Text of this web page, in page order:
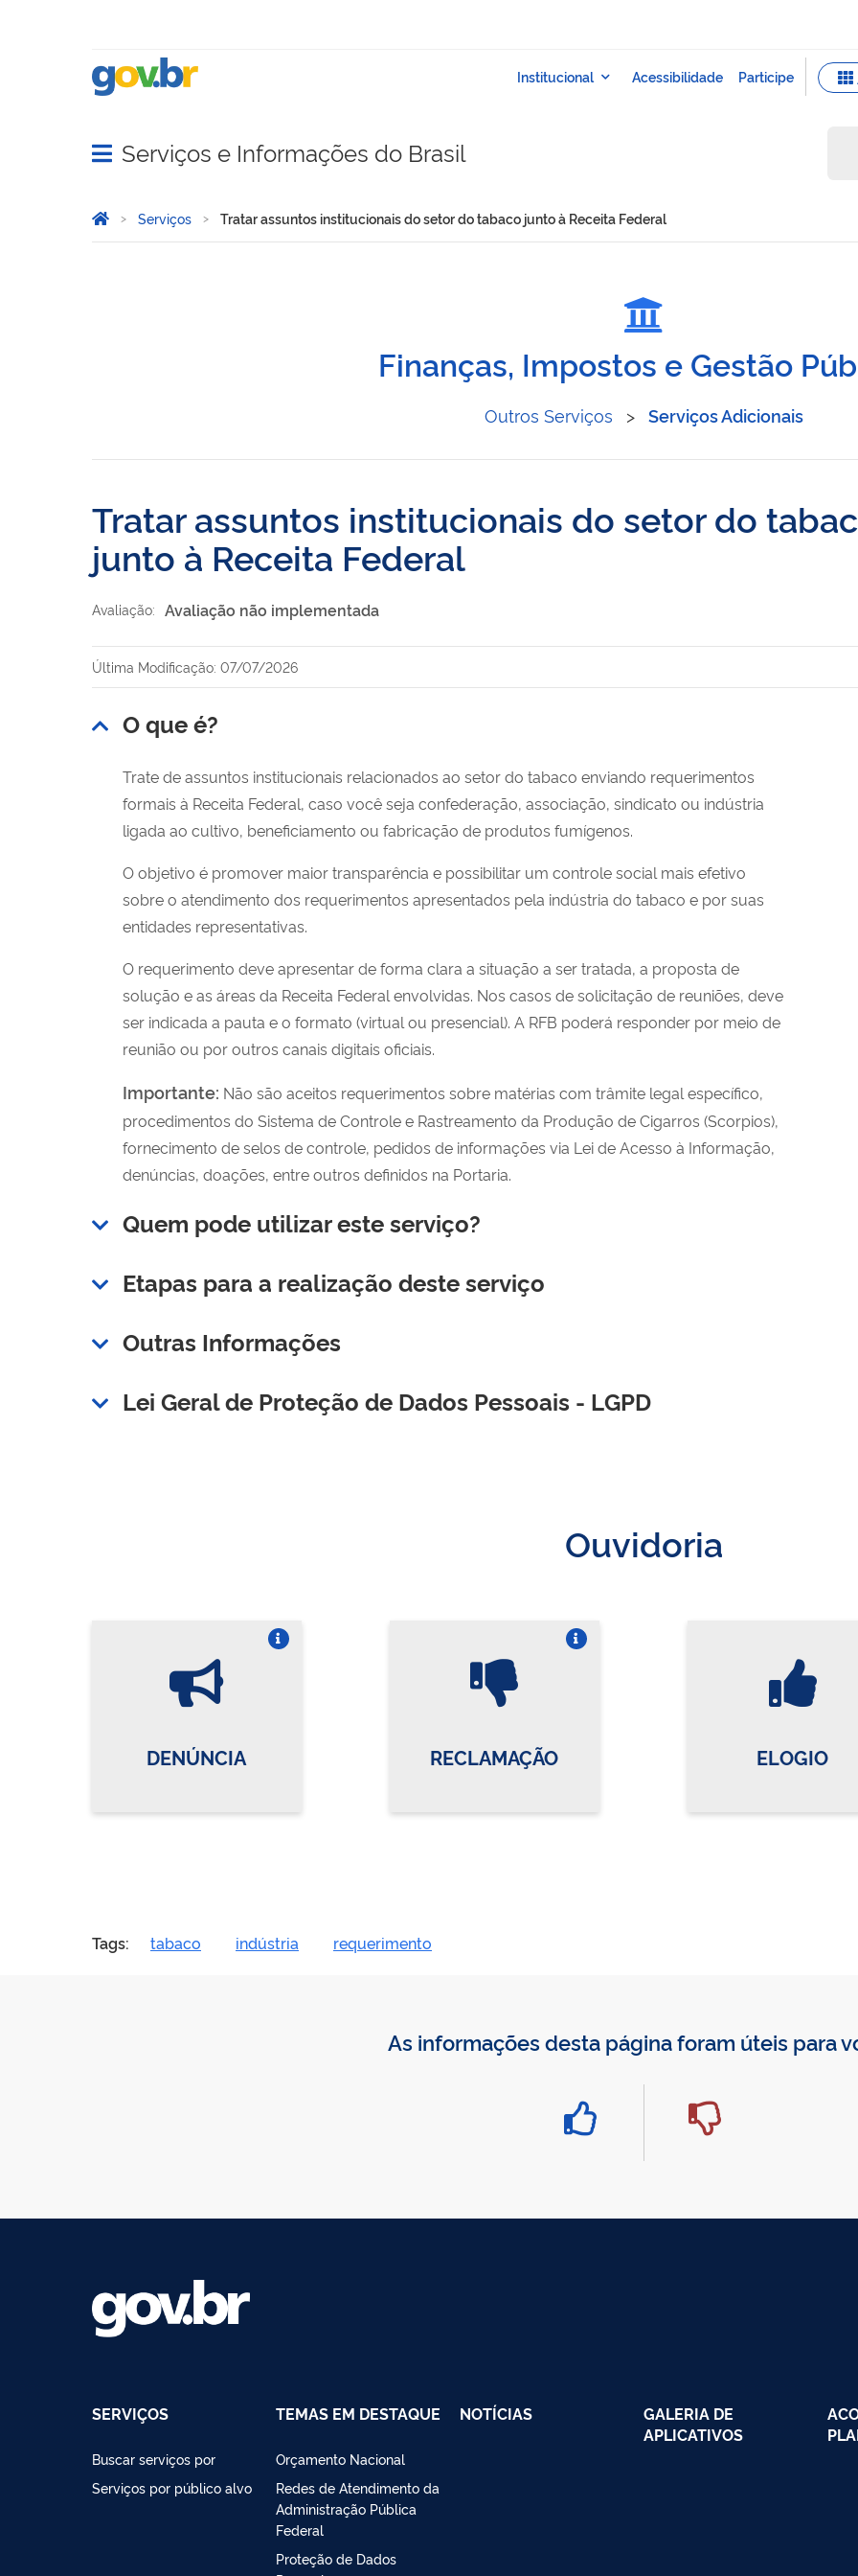
Abrir menu principal de navegação
Serviços e Informações do Brasil
Você está aqui:
Página Inicial
Serviços Tratar assuntos institucionais do setor do tabaco junto à Receita Federal
Finanças, Impostos e Gestão
Outros Serviços > Serviços Adicionais
Tratar assuntos institucionais do setor do
junto à Receita Federal
Avaliação: Avaliação não implementada
Última Modificação: 07/07/2026
O que é?
Trate de assuntos institucionais relacionados ao setor do tabaco enviando requerimentos
formais à Receita Federal, caso você seja confederação, associação, sindicato ou indústria
ligada ao cultivo, beneficiamento ou fabricação de produtos fumígenos.
O objetivo é promover maior transparência e possibilitar um controle social mais efetivo
sobre o atendimento dos requerimentos apresentados pela indústria do tabaco e por suas
entidades representativas.
O requerimento deve apresentar de forma clara a situação a ser tratada, a proposta de
solução e as áreas da Receita Federal envolvidas. Nos casos de solicitação de reuniões, deve
ser indicada a pauta e o formato (virtual ou presencial). A RFB poderá responder por meio de
reunião ou por outros canais digitais oficiais.
Importante: Não são aceitos requerimentos sobre matérias com trâmite legal específico,
procedimentos do Sistema de Controle e Rastreamento da Produção de Cigarros (Scorpios),
fornecimento de selos de controle, pedidos de informações via Lei de Acesso à Informação,
denúncias, doações, entre outros definidos na Portaria.
Quem pode utilizar este serviço?
Etapas para a realização deste serviço
Outras Informações
Lei Geral de Proteção de Dados Pessoais - LGPD
Ouvidoria
DENÚNCIA RECLAMAÇÃO ELOGIO
Tags: tabaco indústria requerimento
As informações desta página foram úteis para
SERVIÇOS
Buscar serviços por
Serviços por público alvo
TEMAS EM DESTAQUE
Orçamento Nacional
Redes de Atendimento da
Administração Pública
Federal
Proteção de Dados
NOTÍCIAS
GALERIA DE
APLICATIVOS